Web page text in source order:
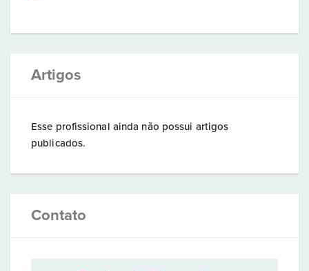
Artigos
Esse profissional ainda não possui artigos
publicados.
Contato